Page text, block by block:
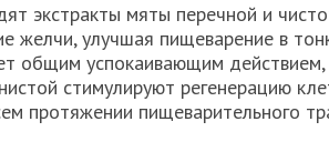
экстракты мяты перечной и
желчи, улучшая пищеварение в
общим успокаивающим действием,
стимулируют регенерацию
протяжении пищеварительного